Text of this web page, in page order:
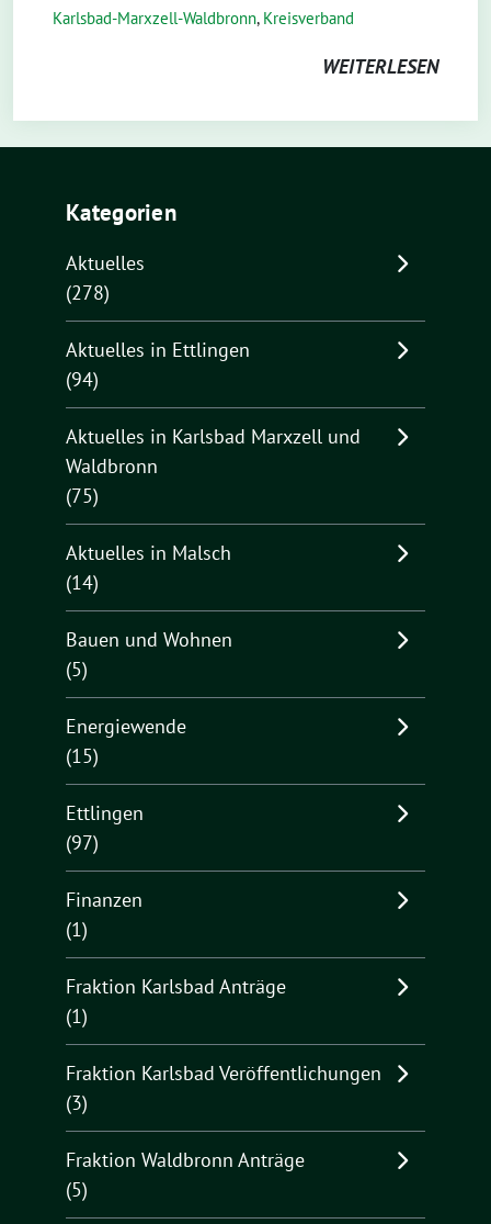
Karlsbad-Marxzell-Waldbronn, Kreisverband
WEITERLESEN
Kategorien
Aktuelles
(278)
Aktuelles in Ettlingen
(94)
Aktuelles in Karlsbad Marxzell und
Waldbronn
(75)
Aktuelles in Malsch
(14)
Bauen und Wohnen
(5)
Energiewende
(15)
Ettlingen
(97)
Finanzen
(1)
Fraktion Karlsbad Anträge
(1)
Fraktion Karlsbad Veröffentlichungen
(3)
Fraktion Waldbronn Anträge
(5)